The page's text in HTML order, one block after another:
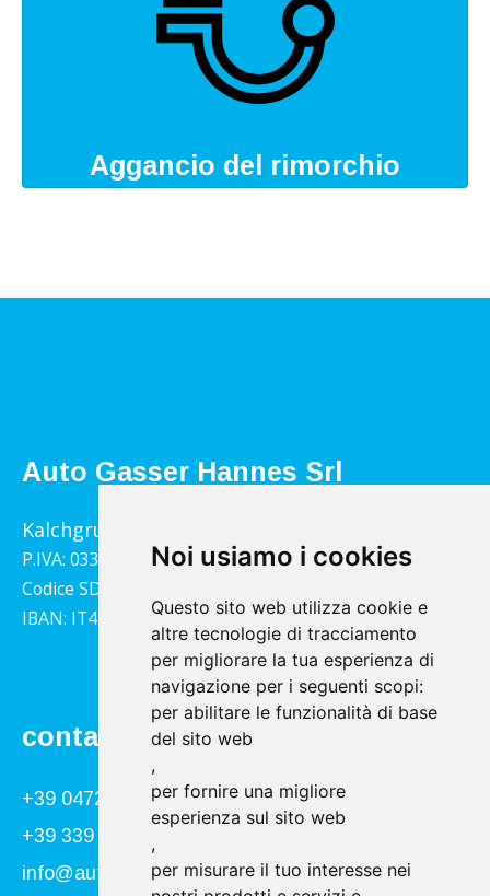
Noi usiamo i cookies
Questo sito web utilizza cookie e
altre tecnologie di tracciamento
per migliorare la tua esperienza di
navigazione per i seguenti scopi:
per abilitare le funzionalità di base
del sito web
,
per fornire una migliore
esperienza sul sito web
,
per misurare il tuo interesse nei
Aggancio del rimorchio
Auto Gasser Hannes Srl
Kalchgrube 14, 39040 Villandro
P.IVA: 03322790217
Codice SDI: 1YY4LRX
IBAN: IT45B0811359140000302001543
contatto
+39 0472 866034
+39 339 840 9955
info@autogasser.it